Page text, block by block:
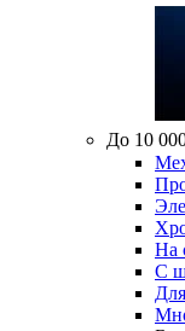
До 10
На
С